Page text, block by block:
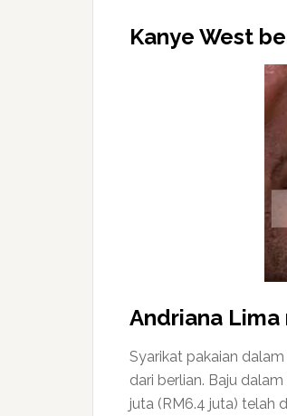
Kanye West
Andriana
Syarikat pakaian
dari berlian. Baju
juta (RM6.4 juta) telah